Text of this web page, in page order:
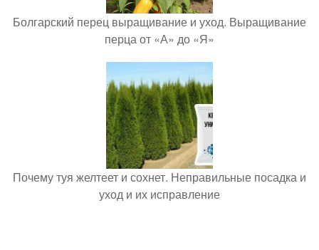
Болгарский перец выращивание и уход. Выращивание
перца от «А» до «Я»
Почему туя желтеет и сохнет. Неправильные посадка и
уход и их исправление